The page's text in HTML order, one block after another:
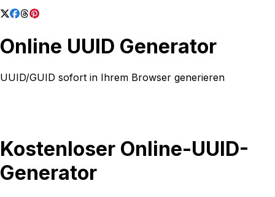
Online UUID Generator
UUID/GUID sofort in Ihrem Browser generieren
Kostenloser Online-UUID-
Generator